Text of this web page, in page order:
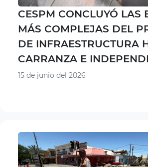
CESPM CONCLUYÓ LAS
MÁS COMPLEJAS DEL
DE INFRAESTRUCTURA
CARRANZA E
15 de junio del 2026